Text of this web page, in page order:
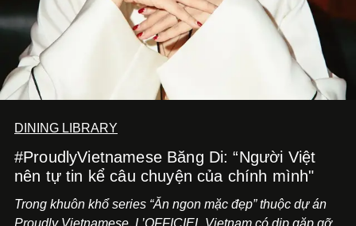
DINING LIBRARY
#ProudlyVietnamese Băng Di: “Người Việt
nên tự tin kể câu chuyện của chính mình"
Trong khuôn khổ series “Ăn ngon mặc đẹp” thuộc dự án
Proudly Vietnamese, L’OFFICIEL Vietnam có dịp gặp gỡ